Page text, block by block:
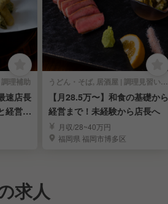
理補助
速店長
経営ス
うどん・そば, 居酒屋 | 調理見習い・調理補助
【月28.5万〜】和食の基礎から
経営まで！未経験から店長へ
月収/28~40万円
福岡県 福岡市博多区
求人